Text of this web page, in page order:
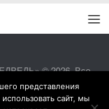
© 2026. Все
представления
сайт, мы